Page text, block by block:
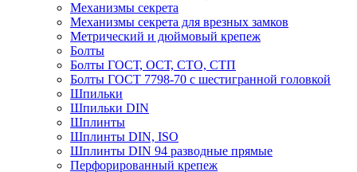
Механизмы секрета
Механизмы секрета для врезных замков
Метрический и дюймовый крепеж
Болты
Болты ГОСТ, ОСТ, СТО, СТП
Болты ГОСТ 7798-70 с шестигранной головкой
Шпильки
Шпильки DIN
Шплинты
Шплинты DIN, ISO
Шплинты DIN 94 разводные прямые
Перфорированный крепеж